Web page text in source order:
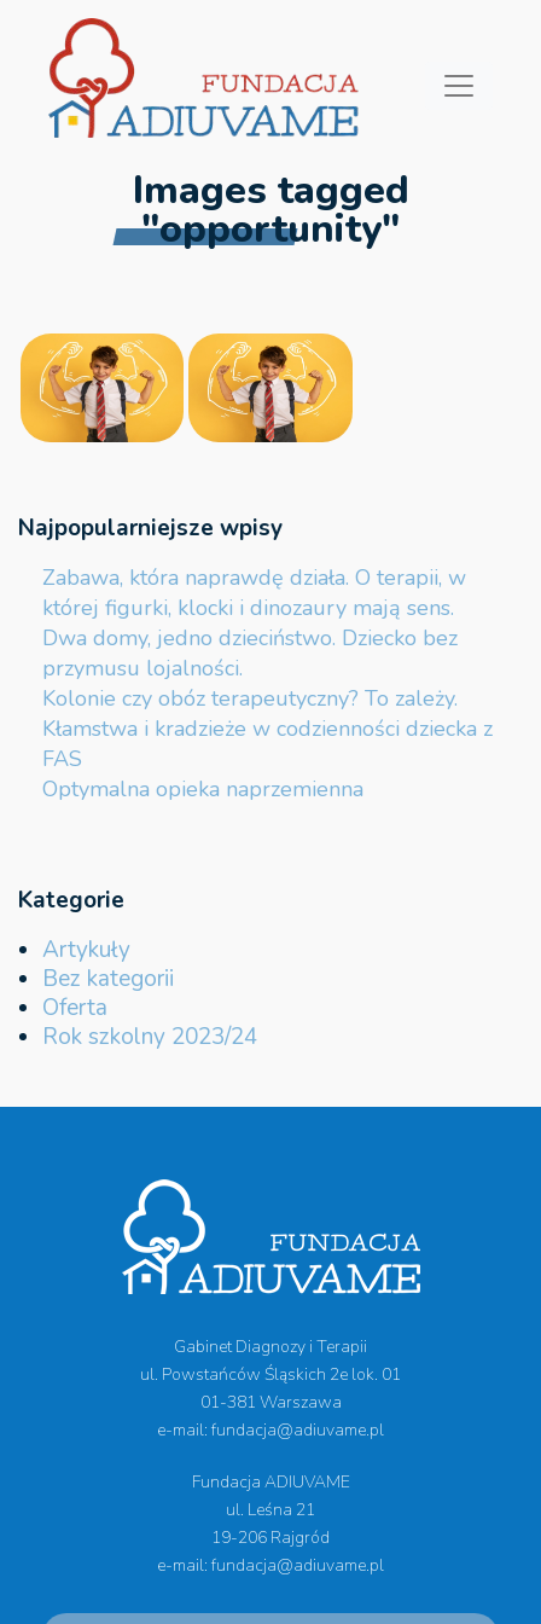
Images tagged
"opportunity"
Najpopularniejsze wpisy
Zabawa, która naprawdę działa. O terapii, w
której figurki, klocki i dinozaury mają sens.
Dwa domy, jedno dzieciństwo. Dziecko bez
przymusu lojalności.
Kolonie czy obóz terapeutyczny? To zależy.
Kłamstwa i kradzieże w codzienności dziecka z
FAS
Optymalna opieka naprzemienna
Kategorie
Artykuły
Bez kategorii
Oferta
Rok szkolny 2023/24
Gabinet Diagnozy i Terapii
ul. Powstańców Śląskich 2e lok. 01
01-381 Warszawa
e-mail: fundacja@adiuvame.pl
Fundacja ADIUVAME
ul. Leśna 21
19-206 Rajgród
e-mail: fundacja@adiuvame.pl